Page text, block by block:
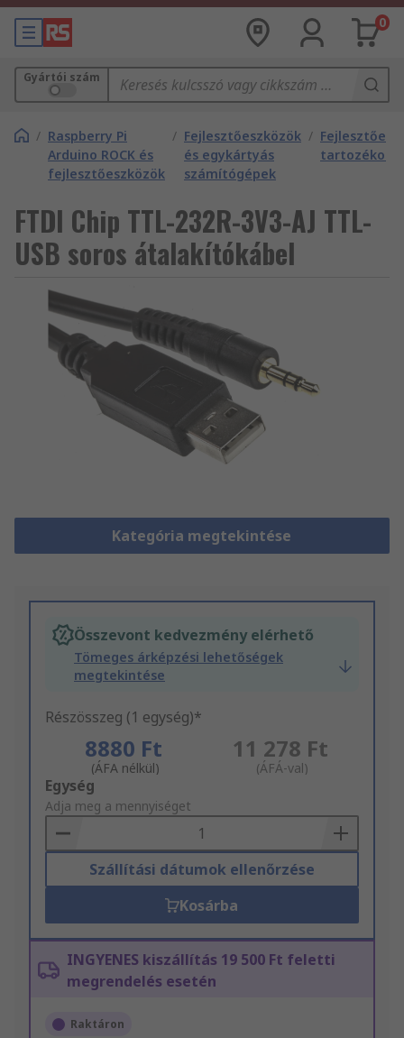
0
Gyártói szám
/ Raspberry Pi
Arduino ROCK és
fejlesztőeszközök
/ Fejlesztőeszközök
és egykártyás
számítógépek
/
tartozékok
FTDI Chip TTL-232R-3V3-AJ TTL-
USB soros átalakítókábel
Kategória megtekintése
Összevont kedvezmény elérhető
Tömeges árképzési lehetőségek
megtekintése
Részösszeg (1 egység)*
8880 Ft
(ÁFA nélkül)
11 278 Ft
(ÁFÁ-val)
Add
to
Basket
Egység
Adja meg a mennyiséget
Szállítási dátumok ellenőrzése
Kosárba
INGYENES kiszállítás 19 500 Ft feletti
megrendelés esetén
Raktáron